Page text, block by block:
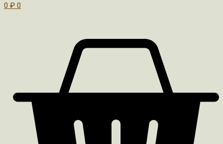
0 ₽ 0